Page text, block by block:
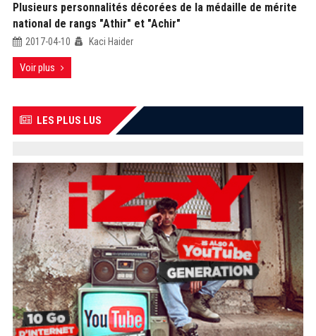
Plusieurs personnalités décorées de la médaille de mérite
national de rangs "Athir" et "Achir"
2017-04-10 Kaci Haider
Voir plus
LES PLUS LUS